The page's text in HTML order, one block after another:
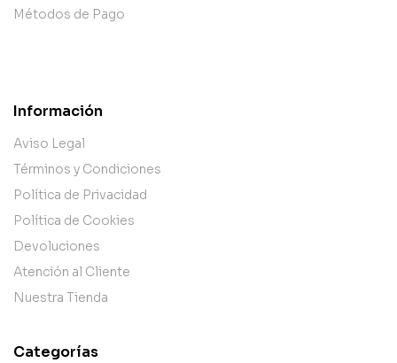
Métodos de Pago
Información
Aviso Legal
Términos y Condiciones
Política de Privacidad
Política de Cookies
Devoluciones
Atención al Cliente
Nuestra Tienda
Categorías